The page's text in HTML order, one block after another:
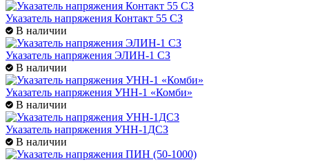
Указатель напряжения Контакт 55 СЗ
В наличии
Указатель напряжения ЭЛИН-1 СЗ
В наличии
Указатель напряжения УНН-1 «Комби»
В наличии
Указатель напряжения УНН-1ДСЗ
В наличии